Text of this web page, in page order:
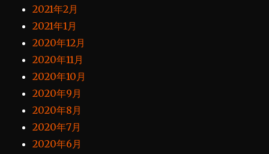
2021年2月
2021年1月
2020年12月
2020年11月
2020年10月
2020年9月
2020年8月
2020年7月
2020年6月